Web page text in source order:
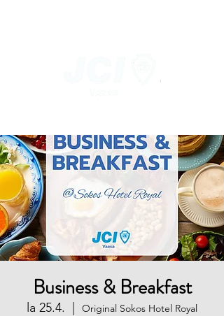
Business & Breakfast
la 25.4.
Original Sokos Hotel Royal